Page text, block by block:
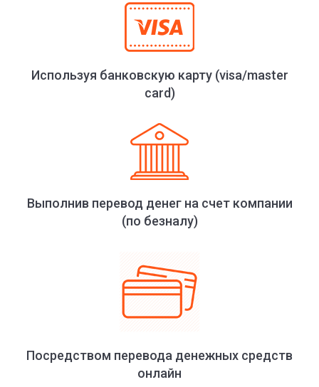
Используя банковскую карту (visa/master
card)
Выполнив перевод денег на счет компании
(по безналу)
Посредством перевода денежных средств
онлайн